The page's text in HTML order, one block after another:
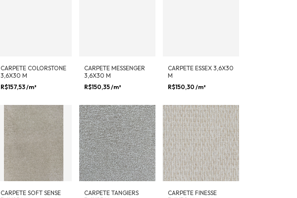
CARPETE COLORSTONE
3,6X30 M
R$157,53/m²
CARPETE MESSENGER
3,6X30 M
R$150,35/m²
CARPETE ESSEX 3,6X30
M
R$150,30 /m²
CARPETE SOFT SENSE
CARPETE TANGIERS
CARPETE FINESSE